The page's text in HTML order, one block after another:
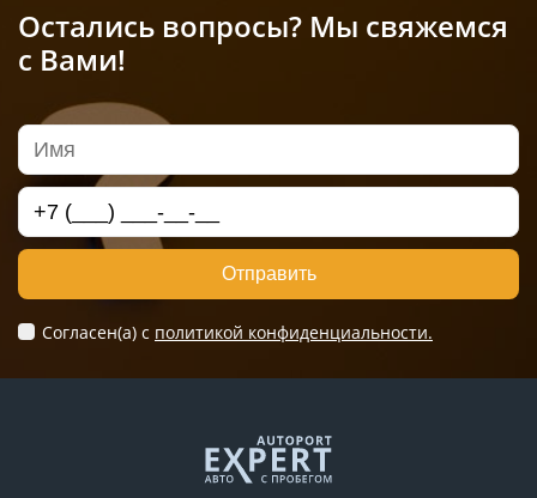
Остались вопросы? Мы свяжемся
с Вами!
Отправить
Согласен(а) c политикой конфиденциальности.